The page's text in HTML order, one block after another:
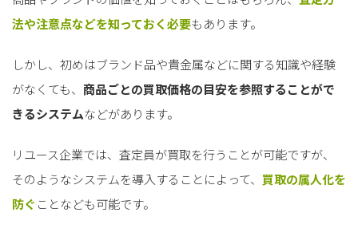
法や注意点などを知っておく必要もあります。
しかし、初めはブランド品や貴金属などに関する知識や経験
がなくても、 商品ごとの買取価格の目安を参照することがで
きるシステムなどがあります。
リユース企業では、査定員が買取を行うことが可能ですが、
そのようなシステムを導入することによって、 買取の属人化を
防ぐ ことなども可能です。
for Reuse 中古買取業者向けサービス
for Reuse 中古買取業者向けサービス